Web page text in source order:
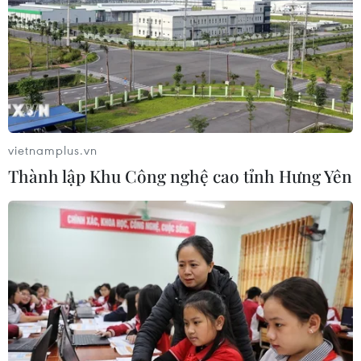
TIN CÙNG CHUYÊN MỤC
Ngân hàng Trung ương Trung Quốc
mua thêm 20 tấn vàng trong tháng 7
Chuyên gia quốc tế đánh giá tích cực
về tiền đồng của Việt Nam
07/08/2026 12:46
Phép thử sức chống chịu của kinh tế
vietnamplus.vn
Thành lập Khu Công nghệ cao tỉnh Hưng Yên